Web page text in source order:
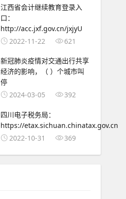
江西省会计继续教育登录入
口：
http://acc.jxf.gov.cn/jxjyU
2022-11-22
621
新冠肺炎疫情对交通出行共享
经济的影响，（ ）个城市叫
停
2024-03-05
392
四川电子税务局：
https://etax.sichuan.chinatax.gov.cn
2022-10-31
369